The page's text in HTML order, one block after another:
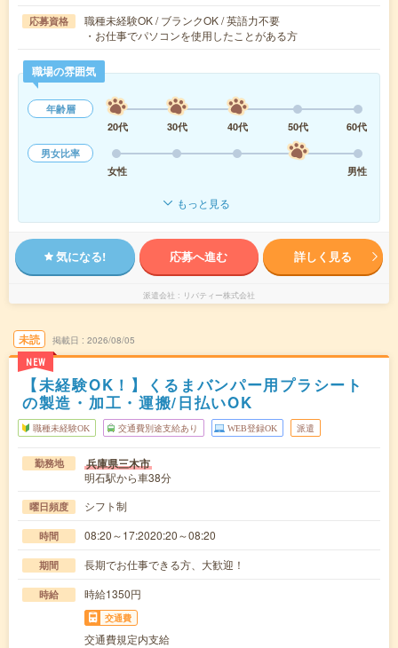
応募資格
職種未経験OK / ブランクOK / 英語力不要
・お仕事でパソコンを使用したことがある方
職場の雰囲気
年齢層
20代
30代 40代 50代
60代
男女比率
女性
男性
もっと見る
気になる! 応募へ進む 詳しく見る
派遣会社 リバティー株式会社
未読
NEW
掲載日 2026/08/05
【未経験OK！】くるまバンパー用プラシート
の製造・加工・運搬/日払いOK
職種未経験OK 交通費別途支給あり WEB登録OK 派遣
勤務地 兵庫県三木市
明石駅から車38分
曜日頻度 シフト制
時間 08:20～17:2020:20～08:20
期間 長期でお仕事できる方、大歓迎！
時給 時給1350円
交通費
交通費規定内支給